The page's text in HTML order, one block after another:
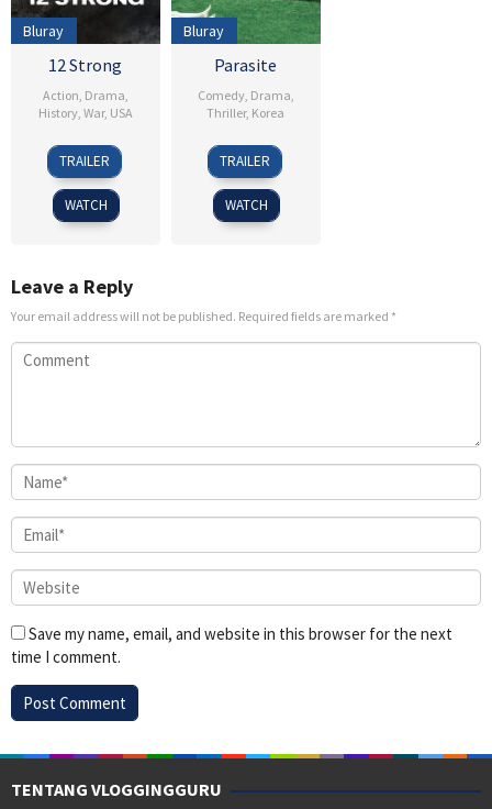
Bluray
12 Strong
Action Drama
History, War, USA
18
Jan
2018
Nicolai
Fuglsig
TRAILER
WATCH
Bluray
Parasite
Comedy, Drama
Thriller, Korea
30
May
2019
Kim
Seong-
sik
TRAILER
WATCH
Leave a Reply
Your email address will not be published. Required fields are marked *
Save my name, email, and website in this browser for the next
time I comment.
TENTANG VLOGGINGGURU